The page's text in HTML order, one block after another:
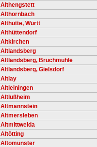
Althengstett
Althornbach
Althütte, Württ
Althüttendorf
Altkirchen
Altlandsberg
Altlandsberg, Bruchmühle
Altlandsberg, Gielsdorf
Altlay
Altleiningen
Altlußheim
Altmannstein
Altmersleben
Altmittweida
Altötting
Altomünster